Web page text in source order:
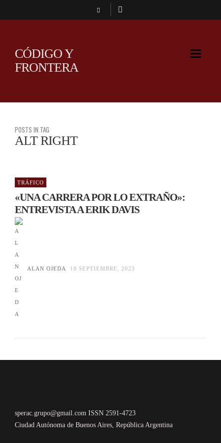
CÓDIGO Y
FRONTERA
POSTS IN TAG
ALT RIGHT
TRÁFICO
«UNA CARRERA POR LO EXTRAÑO»:
ENTREVISTA A ERIK DAVIS
ALAN OJEDA 18 SEPTIEMBRE, 2023
sperac.grupo@gmail.com ISSN 2591-4723
Ciudad Autónoma de Buenos Aires, República Argentina